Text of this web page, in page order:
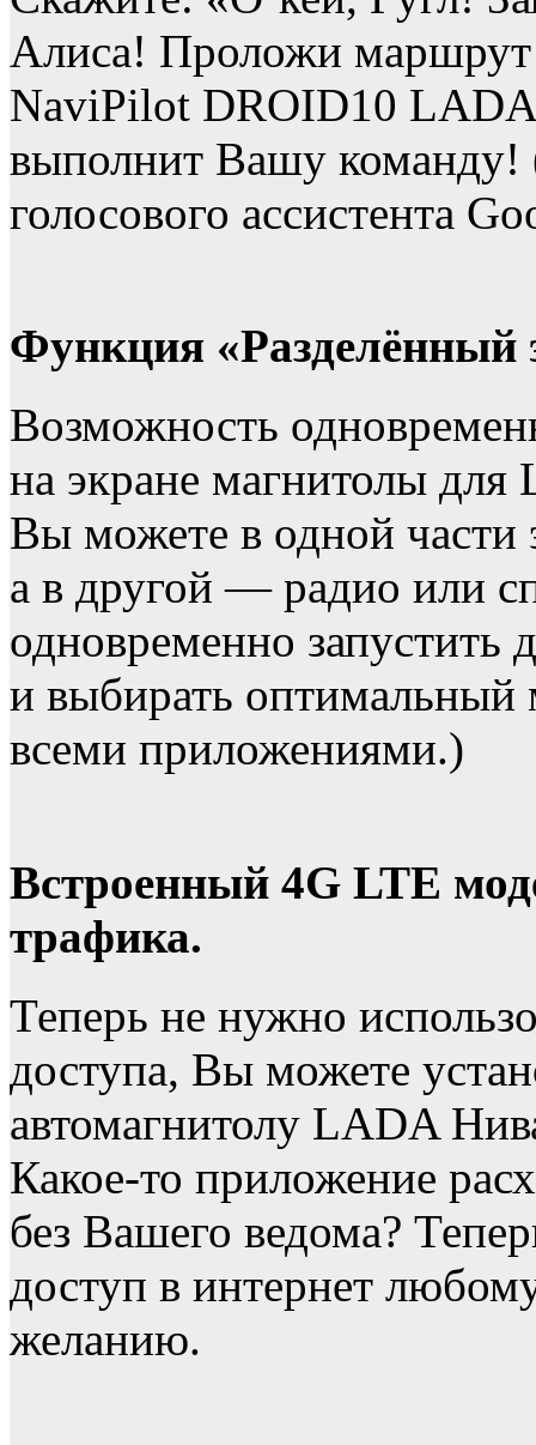
Алиса! Проложи маршрут
NaviPilot DROID10
выполнит Вашу команду!
голосового ассистента
Функция «Разделённый
Возможность
на экране магнитолы
Вы можете в одной части
а в другой — радио или
одновременно
и выбирать оптимальный
всеми приложениями.)
Встроенный 4G LTE
трафика.
Теперь не нужно
доступа, Вы можете
автомагнитолу LADA
Какое-то приложение
без Вашего ведома?
доступ в интернет
желанию.